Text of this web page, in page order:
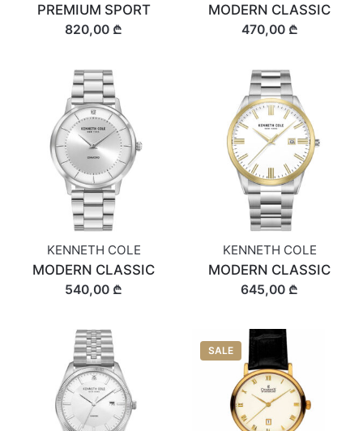
PREMIUM SPORT
820,00 ₾
MODERN CLASSIC
470,00 ₾
KENNETH COLE
MODERN CLASSIC
540,00 ₾
KENNETH COLE
MODERN CLASSIC
645,00 ₾
SALE